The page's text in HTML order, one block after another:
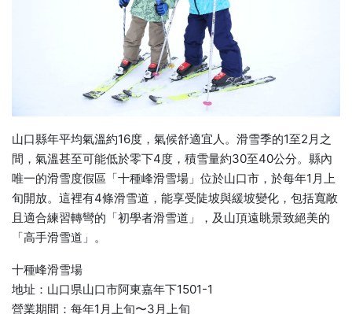
山口縣年平均氣溫約16度，氣候舒適宜人。滑雪季的1至2月之
間，氣溫甚至可能低於零下4度，積雪量約30至40公分。縣內
唯一的滑雪度假區「十種峰滑雪場」位於山口市，於每年1月上
旬開放。這裡有4條滑雪道，能享受陡坡與緩坡變化，包括寬敞
且適合練習轉彎的「初學者滑雪道」，及山頂遠眺景致絕美的
「高手滑雪道」。
十種峰滑雪場
地址：山口県山口市阿東嘉年下1501-1
營業期間：每年1月上旬〜3月上旬